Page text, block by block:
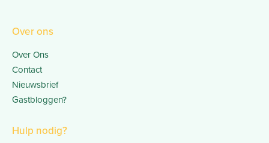
Over ons
Over Ons
Contact
Nieuwsbrief
Gastbloggen?
Hulp nodig?